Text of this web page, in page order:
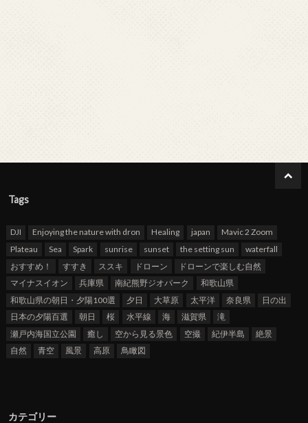
Tags
DJI Enjoying the nature with dron Healing japan
Mavic 2 Zoom
Plateau
Sea Spark sunrise sunset the setting sun
waterfall
おすすめ！
すすき ススキ ドローン
ドローンで楽しむ自然
マイナスイオン
兵庫県 南紀熊野ジオパーク
和歌山県
和歌山県の朝日・夕陽100選
夕日 大草原 太平洋 奈良県
日の出
日本の夕陽百選
朝日 桜 水平線 海 滋賀県
滝
瀬戸内海国立公園
癒し 空から見る景色 空撮 紀伊半島
絶景
自然
青空 風景 高原 鳥瞰図
カテゴリー